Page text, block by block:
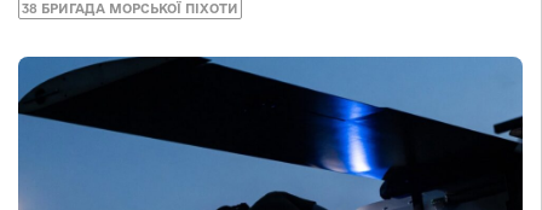
38 БРИГАДА МОРСЬКОЇ ПІХОТИ